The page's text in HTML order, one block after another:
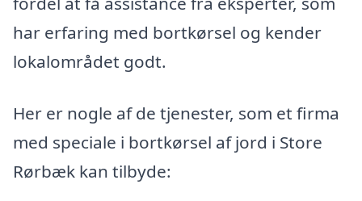
har erfaring med bortkørsel og kender
lokalområdet godt.
Her er nogle af de tjenester, som et firma
med speciale i bortkørsel af jord i Store
Rørbæk kan tilbyde: